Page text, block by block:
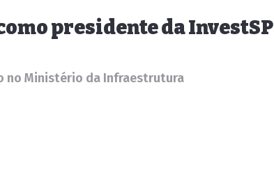
presidente da InvestSP
no Ministério da Infraestrutura